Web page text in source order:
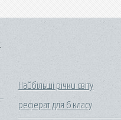
Найбільші річки світу
реферат для 6 класу